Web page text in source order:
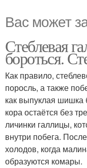
Вас может
Стеблевая
бороться.
Как правило,
поросль, а также
как выпуклая
кора остаётся без
личинки галлицы,
внутри побега.
холодов, когда
образуются комары.